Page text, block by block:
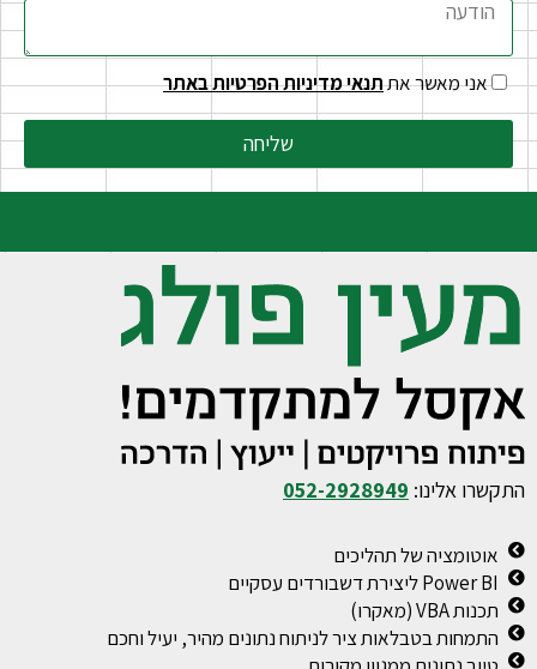
אני מאשר אתתנאי מדיניות הפרטיות באתר
שליחה
התקשרו אלינו: 052-2928949
אוטומציה של תהליכים
Power BI ליצירת דשבורדים עסקיים
תכנות VBA (מאקרו)
התמחות בטבלאות ציר לניתוח נתונים מהיר, יעיל וחכם